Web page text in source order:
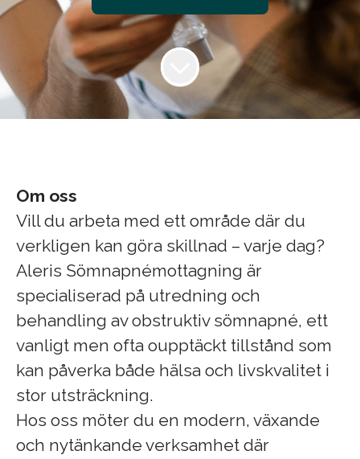
Om oss
Vill du arbeta med ett område där du
verkligen kan göra skillnad – varje dag?
Aleris Sömnapnémottagning är
specialiserad på utredning och
behandling av obstruktiv sömnapné, ett
vanligt men ofta oupptäckt tillstånd som
kan påverka både hälsa och livskvalitet i
stor utsträckning.
Hos oss möter du en modern, växande
och nytänkande verksamhet där